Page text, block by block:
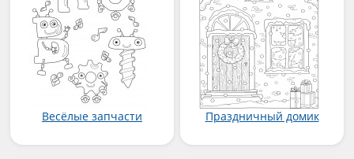
Весёлые запчасти Праздничный домик